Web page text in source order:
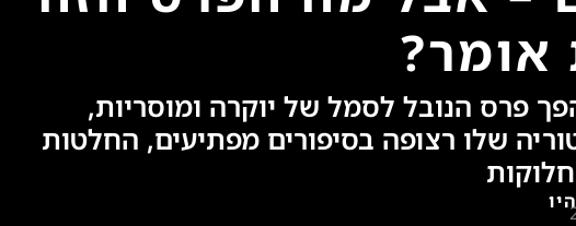
1901 הפך פרס הנובל לסמל של יוקרה ומוסריות,
שלו רצופה בסיפורים מפתיעים, החלטות